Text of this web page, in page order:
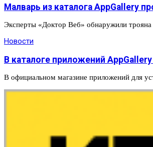
Малварь из каталога AppGallery
Эксперты «Доктор Веб» обнаружили
Новости
В каталоге приложений
В официальном магазине приложений для